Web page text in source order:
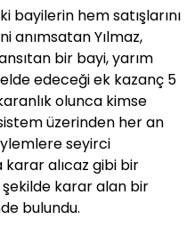
bayilerin hem satışlarını
anımsatan Yılmaz,
bir bayi, yarım
edeceği ek kazanç 5
olunca kimse
üzerinden her an
seyirci
karar alıcaz gibi bir
şekilde karar alan bir
bulundu.